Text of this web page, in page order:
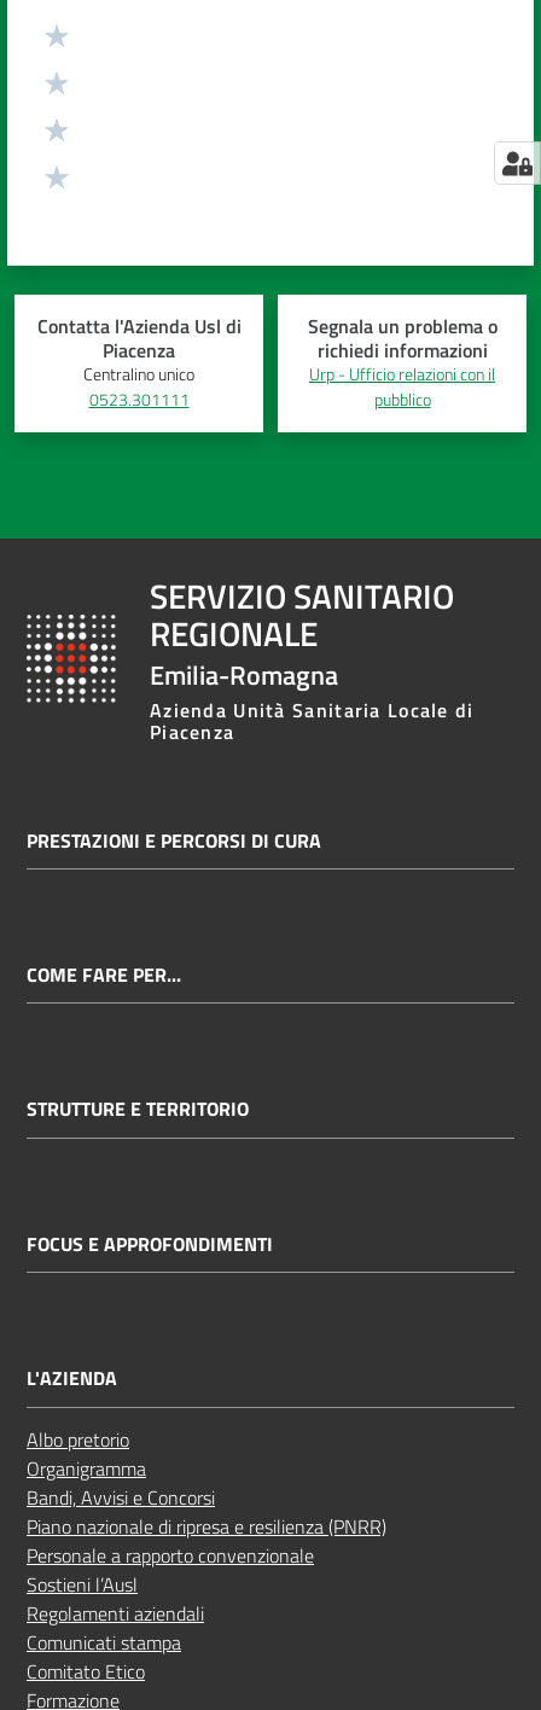
Contatta l'Azienda Usl di
Piacenza
Centralino unico
0523.301111
Segnala un problema o
richiedi informazioni
Urp - Ufficio relazioni con il
pubblico
SERVIZIO SANITARIO
REGIONALE
Emilia-Romagna
Azienda Unità Sanitaria Locale di
Piacenza
PRESTAZIONI E PERCORSI DI CURA
COME FARE PER...
STRUTTURE E TERRITORIO
FOCUS E APPROFONDIMENTI
L'AZIENDA
Albo pretorio
Organigramma
Bandi, Avvisi e Concorsi
Piano nazionale di ripresa e resilienza (PNRR)
Personale a rapporto convenzionale
Sostieni l’Ausl
Regolamenti aziendali
Comunicati stampa
Comitato Etico
Formazione